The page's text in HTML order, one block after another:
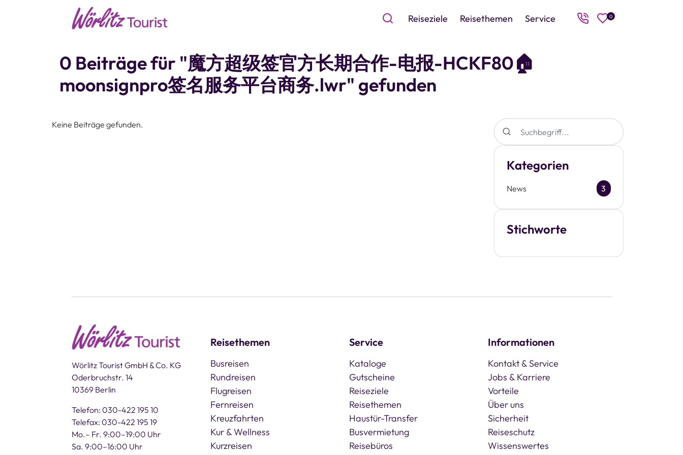
Reiseziele Reisethemen Service 0
0 Beiträge für "魔方超级签官方长期合作-电报-HCKF80🏠
moonsignpro签名服务平台商务.lwr" gefunden
Keine Beiträge gefunden.
Kategorien
News 3
Stichworte
Wörlitz Tourist GmbH & Co. KG
Oderbruchstr. 14
10369 Berlin
Telefon: 030-422 195 10
Telefax: 030-422 195 19
Mo.– Fr. 9:00–19:00 Uhr
Sa. 9:00–16:00 Uhr
Reisethemen
Busreisen
Rundreisen
Flugreisen
Fernreisen
Kreuzfahrten
Kur & Wellness
Kurzreisen
Service
Kataloge
Gutscheine
Reiseziele
Reisethemen
Haustür-Transfer
Busvermietung
Reisebüros
Informationen
Kontakt & Service
Jobs & Karriere
Vorteile
Über uns
Sicherheit
Reiseschutz
Wissenswertes